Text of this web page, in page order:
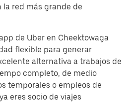
red más grande de
de Uber en Cheektowaga
flexible para generar
alternativa a trabajos de
completo, de medio
temporales o empleos de
eres socio de viajes